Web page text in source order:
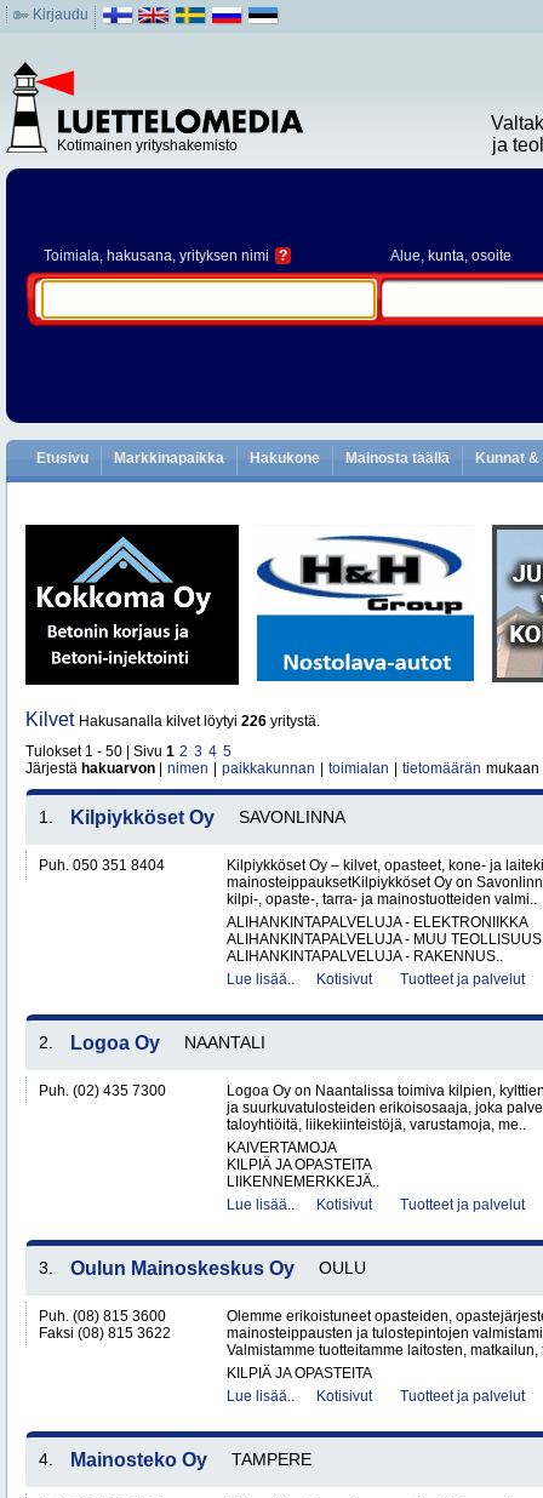
Kirjaudu
Kotimainen yrityshakemisto
ja
Toimiala, hakusana, yrityksen nimi ? Alue, kunta, osoite
Etusivu Markkinapaikka Hakukone Mainosta täällä Kunnat
Kilvet Hakusanalla kilvet löytyi 226 yritystä.
Tulokset 1 - 50 | Sivu 1 2 3 4 5
Järjestä hakuarvon nimen paikkakunnan toimialan tietomäärän mukaan
1. Kilpiykköset Oy SAVONLINNA
Puh. 050 351 8404
Kilpiykköset Oy – kilvet, opasteet, kone- ja
mainosteippauksetKilpiykköset Oy on
kilpi-, opaste-, tarra- ja mainostuotteiden valmi..
ALIHANKINTAPALVELUJA - ELEKTRONIIKKA
ALIHANKINTAPALVELUJA - MUU TEOLLISUUS
ALIHANKINTAPALVELUJA - RAKENNUS..
Lue lisää..
Kotisivut Tuotteet ja palvelut
2. Logoa Oy NAANTALI
Puh. (02) 435 7300
Logoa Oy on Naantalissa toimiva kilpien,
ja suurkuvatulosteiden erikoisosaaja, joka
taloyhtiöitä, liikekiinteistöjä, varustamoja, me..
KAIVERTAMOJA
KILPIÄ JA OPASTEITA
LIIKENNEMERKKEJÄ..
Lue lisää..
Kotisivut Tuotteet ja palvelut
3. Oulun Mainoskeskus Oy OULU
Puh. (08) 815 3600
Faksi (08) 815 3622
Olemme erikoistuneet opasteiden,
mainosteippausten ja tulostepintojen
Valmistamme tuotteitamme laitosten, matkailun,
KILPIÄ JA OPASTEITA
Lue lisää..
Kotisivut Tuotteet ja palvelut
4. Mainosteko Oy TAMPERE